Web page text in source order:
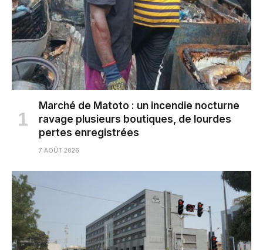
Marché de Matoto : un incendie nocturne
ravage plusieurs boutiques, de lourdes
pertes enregistrées
7 AOÛT 2026